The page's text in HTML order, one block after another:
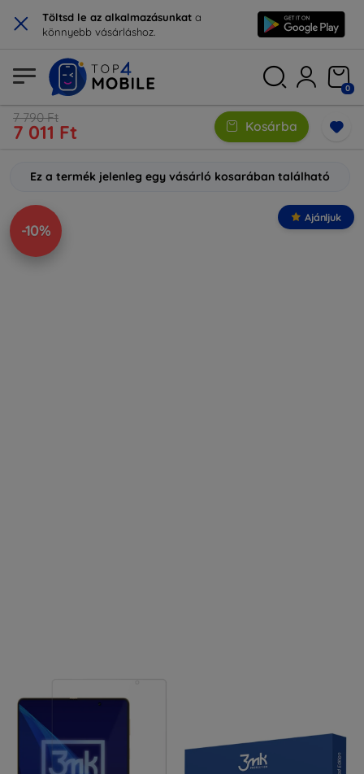
× Töltsd le az alkalmazásunkat a
könnyebb vásárláshoz.
0
7 790 Ft
7 011 Ft Kosárba
Ez a termék jelenleg egy vásárló kosarában található
-10%
Ajánljuk